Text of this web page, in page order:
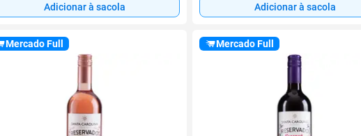
Adicionar à sacola Adicionar à sacola
Mercado Full Mercado Full